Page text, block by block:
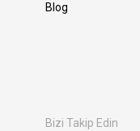
Blog
Bizi Takip Edin